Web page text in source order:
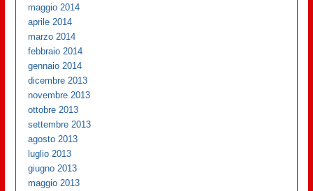
maggio 2014
aprile 2014
marzo 2014
febbraio 2014
gennaio 2014
dicembre 2013
novembre 2013
ottobre 2013
settembre 2013
agosto 2013
luglio 2013
giugno 2013
maggio 2013